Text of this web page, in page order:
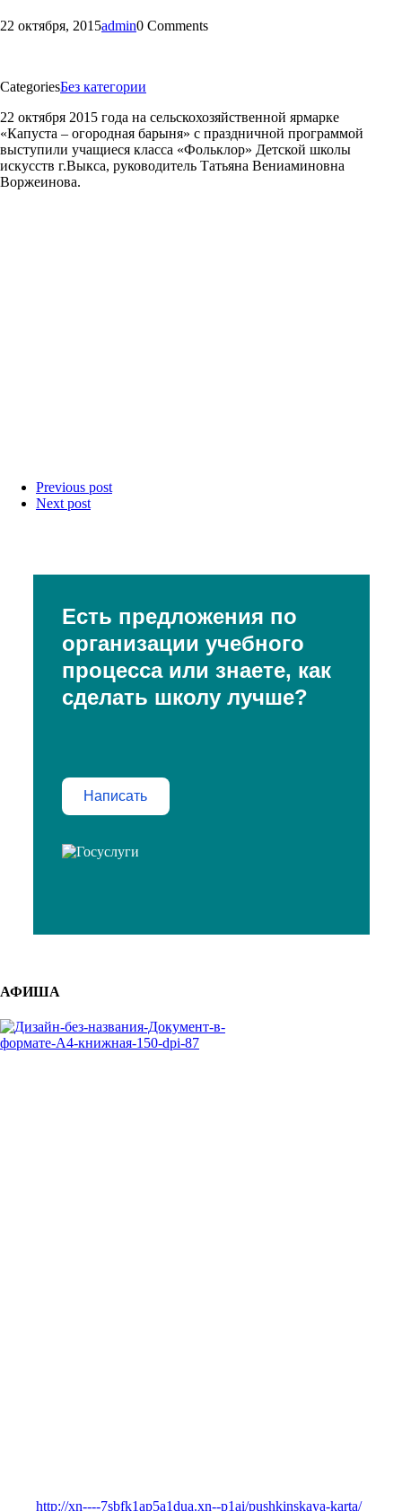
22 октября, 2015admin0 Comments
CategoriesБез категории
22 октября 2015 года на сельскохозяйственной ярмарке
«Капуста – огородная барыня» с праздничной программой
выступили учащиеся класса «Фольклор» Детской школы
искусств г.Выкса, руководитель Татьяна Вениаминовна
Воржеинова.
Previous post
Next post
Есть предложения по
организации учебного
процесса или знаете, как
сделать школу лучше?
Написать
АФИША
http://xn----7sbfk1ap5a1dua.xn--p1ai/pushkinskaya-karta/